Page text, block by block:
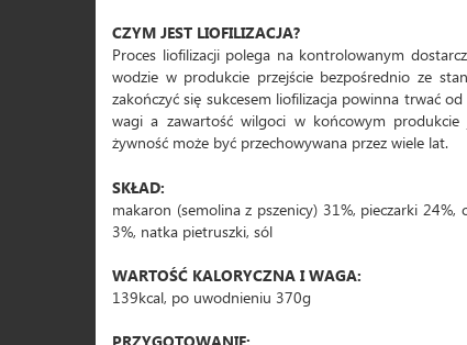
CZYM JEST LIOFILIZACJA?
Proces liofilizacji polega na kontrolowanym
wodzie w produkcie przejście bezpośrednio ze
zakończyć się sukcesem liofilizacja powinna trwać
wagi a zawartość wilgoci w końcowym
żywność może być przechowywana przez wiele lat.
SKŁAD:
makaron (semolina z pszenicy) 31%, pieczarki
3%, natka pietruszki, sól
WARTOŚĆ KALORYCZNA I WAGA:
139kcal, po uwodnieniu 370g